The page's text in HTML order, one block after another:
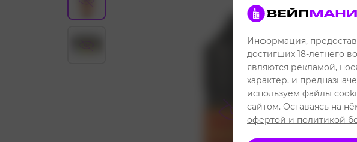
Информация,
достигших 18-летнего
являются рекламой,
характер, и
используем файлы
сайтом. Оставаясь на
офертой и политикой